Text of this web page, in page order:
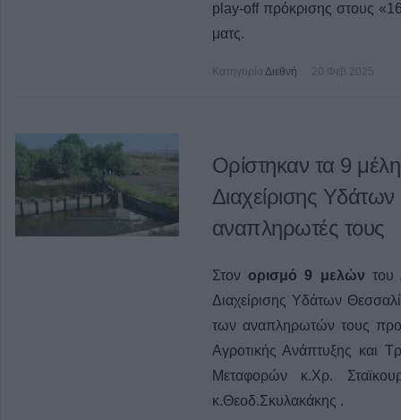
play-off πρόκρισης στους
ματς.
Κατηγορία Διεθνή 20 Φεβ 2025
Ορίστηκαν τα 9
Διαχείρισης
αναπληρωτές τους
Στον ορισμό 9 μελών του
Διαχείρισης Υδάτων
των αναπληρωτών τους
Αγροτικής Ανάπτυξης και
Μεταφορών κ.Χρ.
κ.Θεοδ.Σκυλακάκης .